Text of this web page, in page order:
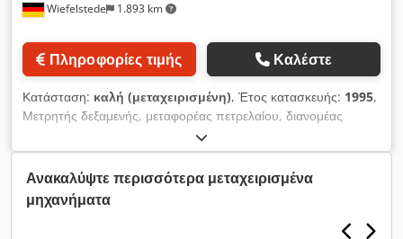
Wiefelstede 1.893 km
Πληροφορίες τιμής Καλέστε
Κατάσταση: καλή (μεταχειρισμένη), Έτος κατασκευής: 1995,
Μετρητής δεξαμενής, μεταφορέας πετρελαίου, διανομέας
πετρελαίου, σταθμός πετρελαίου, αντλία βενζίνης, απόκτηση
δεδομένων δεξαμενής, οθόνη συστήματος δεξαμενής,
μικροϋπολογιστής DSS -Κατασκευαστής: Tecalemit, διεπαφή
δεδομένων DSS .: 2.78 11 10.1 -Μικρότερη μετρούμενη
ποσότητα: 0,5 λίτρα -Ροή όγκου: 1 έως 10 λίτρα/λεπτό
-Μικροϋπολογιστής DSS: 1.575001.1 Dcedpfxorwqbys Apijk
Ανακαλύψτε περισσότερα μεταχειρισμένα
μηχανήματα